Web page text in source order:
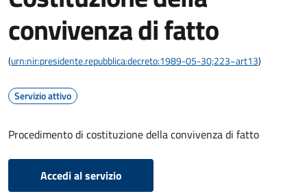
convivenza di fatto
(urn:nir:presidente.repubblica:decreto:1989-05-30;223~art13)
Servizio attivo
Procedimento di costituzione della convivenza di fatto
Accedi al servizio